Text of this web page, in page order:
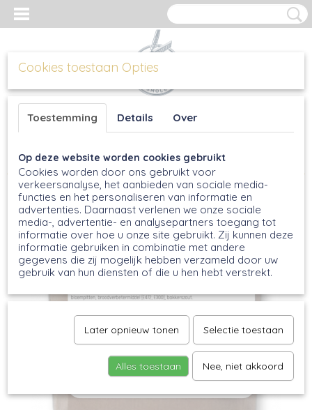
Inloggen Registreren
Home >Broodmixen>Molenkorenmix Licht, 1kg
Cookies toestaan Opties
Toestemming Details Over
Op deze website worden cookies gebruikt
Cookies worden door ons gebruikt voor
verkeersanalyse, het aanbieden van sociale media-
functies en het personaliseren van informatie en
advertenties. Daarnaast verlenen we onze sociale
media-, advertentie- en analysepartners toegang tot
informatie over hoe u onze site gebruikt. Zij kunnen deze
informatie gebruiken in combinatie met andere
gegevens die zij mogelijk hebben verzameld door uw
gebruik van hun diensten of die u hen hebt verstrekt.
Later opnieuw tonen Selectie toestaan
Alles toestaan Nee, niet akkoord